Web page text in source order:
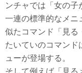
ンチャでは「女の子
一連の標準的なメニ
似たコマンド「見る
たいていのコマンド
ューが登場する。
そして例えば「見る